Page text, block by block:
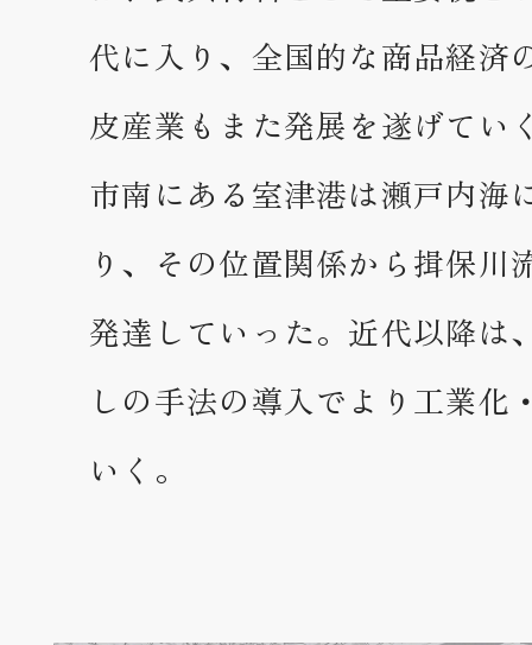
代に入り、全国的な商品経済
皮産業もまた発展を遂げてい
市南にある室津港は瀬戸内海
り、その位置関係から揖保川
発達していった。近代以降は
しの手法の導入でより工業化
いく。